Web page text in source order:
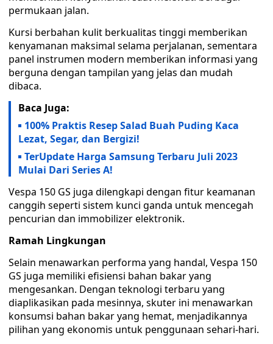
permukaan jalan.
Kursi berbahan kulit berkualitas tinggi memberikan
kenyamanan maksimal selama perjalanan, sementara
panel instrumen modern memberikan informasi yang
berguna dengan tampilan yang jelas dan mudah
dibaca.
Baca Juga:
100% Praktis Resep Salad Buah Puding Kaca
Lezat, Segar, dan Bergizi!
TerUpdate Harga Samsung Terbaru Juli 2023
Mulai Dari Series A!
Vespa 150 GS juga dilengkapi dengan fitur keamanan
canggih seperti sistem kunci ganda untuk mencegah
pencurian dan immobilizer elektronik.
Ramah Lingkungan
Selain menawarkan performa yang handal, Vespa 150
GS juga memiliki efisiensi bahan bakar yang
mengesankan. Dengan teknologi terbaru yang
diaplikasikan pada mesinnya, skuter ini menawarkan
konsumsi bahan bakar yang hemat, menjadikannya
pilihan yang ekonomis untuk penggunaan sehari-hari.